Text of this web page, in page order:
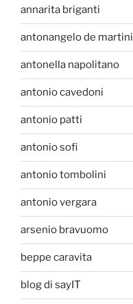
annarita briganti
antonangelo de martini
antonella napolitano
antonio cavedoni
antonio patti
antonio sofi
antonio tombolini
antonio vergara
arsenio bravuomo
beppe caravita
blog di sayIT